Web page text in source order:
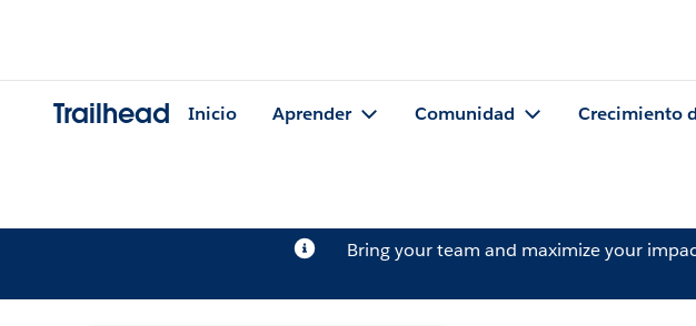
Trailhead Inicio Aprender Comunidad Crecimiento
Bring your team and maximize your